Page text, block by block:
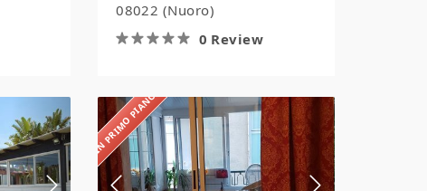
08022 (Nuoro)
0 Review
IN PRIMO PIANO Hotel
Claridge